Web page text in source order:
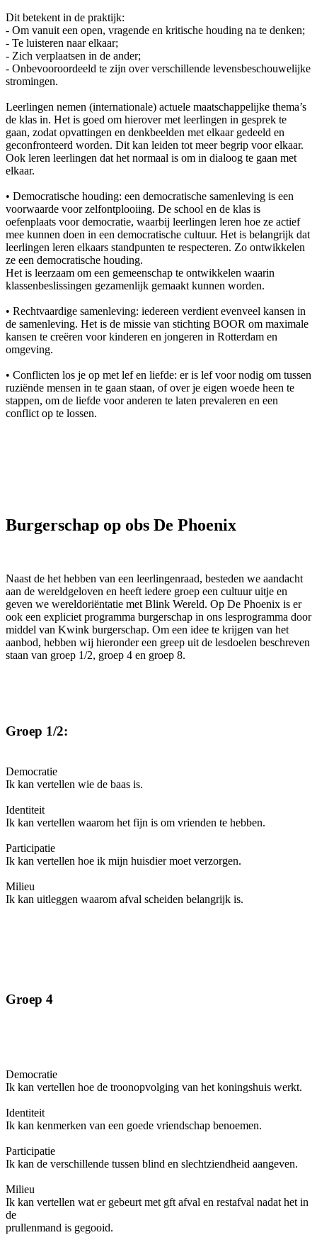
Dit betekent in de praktijk:
- Om vanuit een open, vragende en kritische houding na te denken;
- Te luisteren naar elkaar;
- Zich verplaatsen in de ander;
- Onbevooroordeeld te zijn over verschillende levensbeschouwelijke
stromingen.
Leerlingen nemen (internationale) actuele maatschappelijke thema’s
de klas in. Het is goed om hierover met leerlingen in gesprek te
gaan, zodat opvattingen en denkbeelden met elkaar gedeeld en
geconfronteerd worden. Dit kan leiden tot meer begrip voor elkaar.
Ook leren leerlingen dat het normaal is om in dialoog te gaan met
elkaar.
• Democratische houding: een democratische samenleving is een
voorwaarde voor zelfontplooiing. De school en de klas is
oefenplaats voor democratie, waarbij leerlingen leren hoe ze actief
mee kunnen doen in een democratische cultuur. Het is belangrijk dat
leerlingen leren elkaars standpunten te respecteren. Zo ontwikkelen
ze een democratische houding.
Het is leerzaam om een gemeenschap te ontwikkelen waarin
klassenbeslissingen gezamenlijk gemaakt kunnen worden.
• Rechtvaardige samenleving: iedereen verdient evenveel kansen in
de samenleving. Het is de missie van stichting BOOR om maximale
kansen te creëren voor kinderen en jongeren in Rotterdam en
omgeving.
• Conflicten los je op met lef en liefde: er is lef voor nodig om tussen
ruziënde mensen in te gaan staan, of over je eigen woede heen te
stappen, om de liefde voor anderen te laten prevaleren en een
conflict op te lossen.
Burgerschap op obs De Phoenix
Naast de het hebben van een leerlingenraad, besteden we aandacht
aan de wereldgeloven en heeft iedere groep een cultuur uitje en
geven we wereldoriëntatie met Blink Wereld. Op De Phoenix is er
ook een expliciet programma burgerschap in ons lesprogramma door
middel van Kwink burgerschap. Om een idee te krijgen van het
aanbod, hebben wij hieronder een greep uit de lesdoelen beschreven
staan van groep 1/2, groep 4 en groep 8.
Groep 1/2:
Democratie
Ik kan vertellen wie de baas is.
Identiteit
Ik kan vertellen waarom het fijn is om vrienden te hebben.
Participatie
Ik kan vertellen hoe ik mijn huisdier moet verzorgen.
Milieu
Ik kan uitleggen waarom afval scheiden belangrijk is.
Groep 4
Democratie
Ik kan vertellen hoe de troonopvolging van het koningshuis werkt.
Identiteit
Ik kan kenmerken van een goede vriendschap benoemen.
Participatie
Ik kan de verschillende tussen blind en slechtziendheid aangeven.
Milieu
Ik kan vertellen wat er gebeurt met gft afval en restafval nadat het in
de
prullenmand is gegooid.